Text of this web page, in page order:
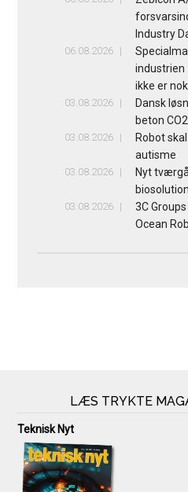
Industry
06.08.2026
industrien
ikke er nok
03.08.2026
Dansk
beton
03.08.2026
Robot
autisme
03.08.2026
Nyt
03.08.2026
3C
Ocean
LÆS TRYKTE
Teknisk Nyt